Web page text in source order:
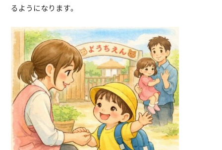
るようになります。